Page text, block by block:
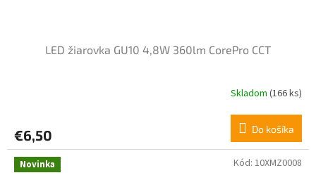
LED žiarovka GU10 4,8W 360lm CorePro CCT
Skladom (166 ks)
€6,50 Do košíka
Novinka Kód: 10XMZ0008